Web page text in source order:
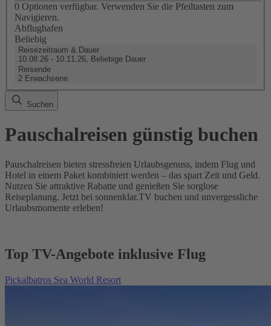
0 Optionen verfügbar. Verwenden Sie die Pfeiltasten zum
Navigieren.
Abflughafen
Beliebig
Reisezeitraum & Dauer
10.08.26 - 10.11.26, Beliebige Dauer
Reisende
2 Erwachsene
Suchen
Pauschalreisen günstig buchen
Pauschalreisen bieten stressfreien Urlaubsgenuss, indem Flug und
Hotel in einem Paket kombiniert werden – das spart Zeit und Geld.
Nutzen Sie attraktive Rabatte und genießen Sie sorglose
Reiseplanung. Jetzt bei sonnenklar.TV buchen und unvergessliche
Urlaubsmomente erleben!
Top TV-Angebote inklusive Flug
Pickalbatros Sea World Resort